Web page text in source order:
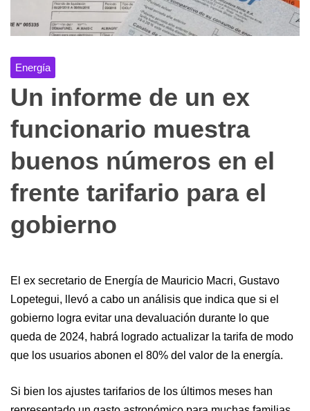
Energía
Un informe de un ex
funcionario muestra
buenos números en el
frente tarifario para el
gobierno
El ex secretario de Energía de Mauricio Macri, Gustavo
Lopetegui, llevó a cabo un análisis que indica que si el
gobierno logra evitar una devaluación durante lo que
queda de 2024, habrá logrado actualizar la tarifa de modo
que los usuarios abonen el 80% del valor de la energía.
Si bien los ajustes tarifarios de los últimos meses han